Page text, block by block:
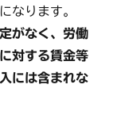
なります。
がなく、労働
対する賃金等
には含まれな